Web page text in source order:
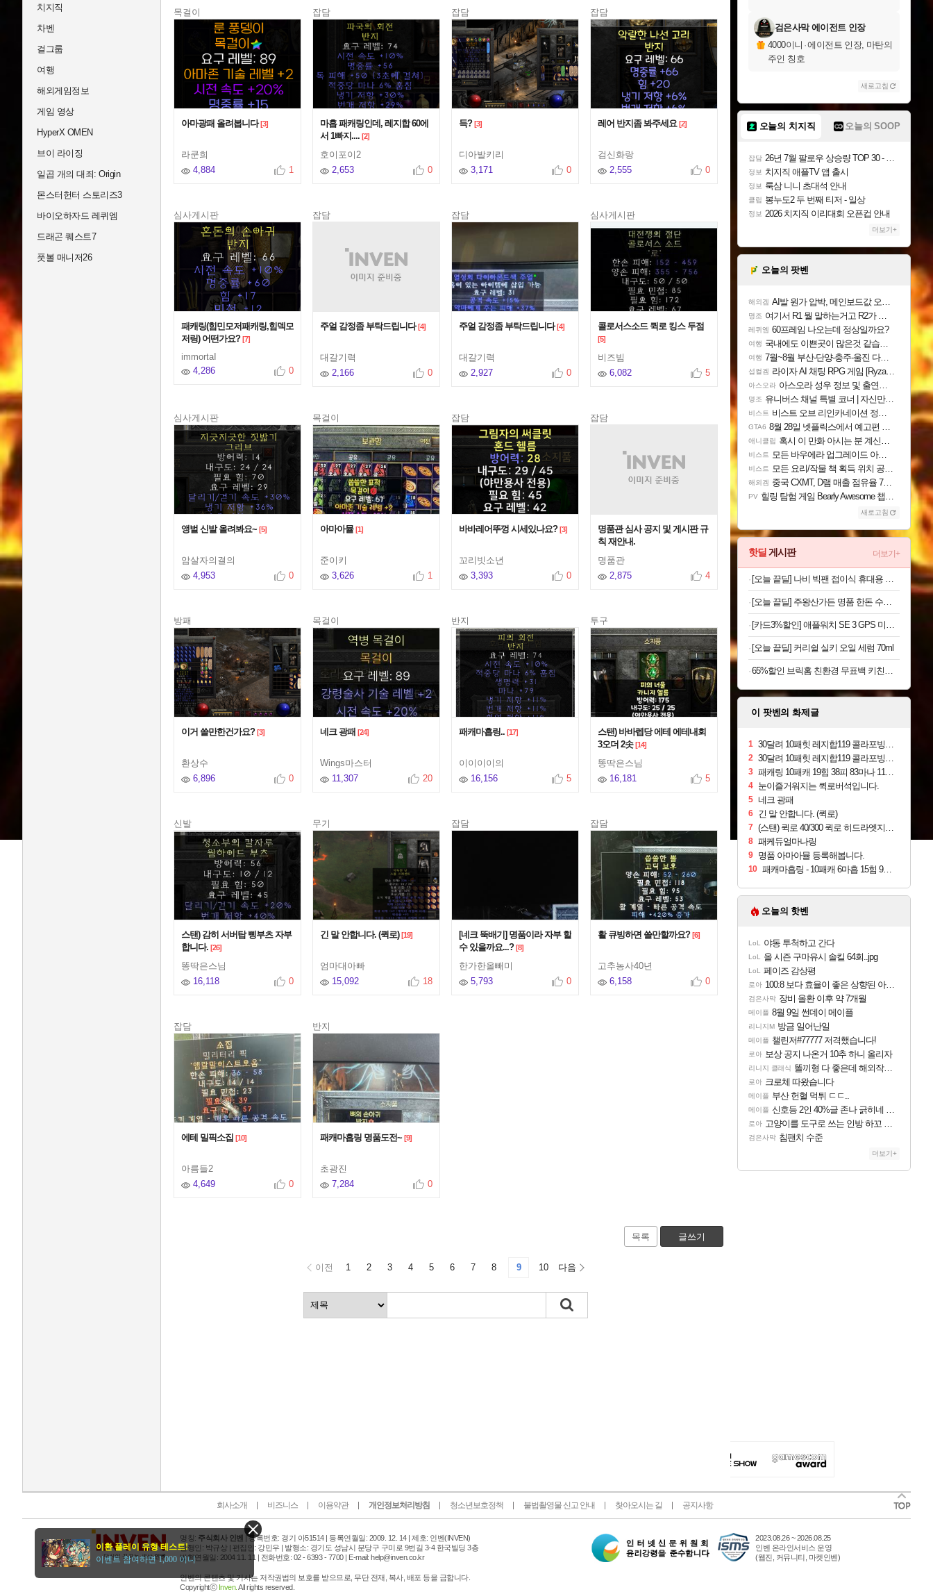
치지직
차벤
걸그룹
여행
해외게임정보
게임 영상
HyperX OMEN
브이 라이징
일곱 개의 대죄: Origin
몬스터헌터 스토리즈3
바이오하자드 레퀴엠
드래곤 퀘스트7
풋볼 매니저26
목걸이
아마광패 올려봅니다[3]
라쿤희
4,884
1
잡담
마흡 패캐링인데, 레지합 60에
서 1빠지.... [2]
호이포이2
2,653
0
잡담
득?[3]
디아발키리
3,171
0
잡담
레어 반지좀 봐주세요[2]
검신화랑
2,555
0
심사게시판
패캐링(힘민모저패캐링,힘덱모
저링) 어떤가요?[7]
immortaI
4,286
0
잡담
주얼 감정좀 부탁드립니다[4]
대갈기력
2,166
0
잡담
주얼 감정좀 부탁드립니다[4]
대갈기력
2,927
0
심사게시판
콜로서스소드 퀵로 킹스 두점
[5]
비즈빔
6,082
5
심사게시판
앵벌 신발 올려봐요~ [5]
암살자의결의
4,953
0
목걸이
아마아뮬[1]
준이키
3,626
1
잡담
바바레어뚜껑 시세있나요?[3]
꼬리빗소년
3,393
0
잡담
명품관 심사 공지 및 게시판 규
칙 재안내.
명품관
2,875
4
방패
이거 쓸만한건가요?[3]
환상수
6,896
0
목걸이
네크 광패 [24]
Wings마스터
11,307
20
반지
패캐마흡링.. [17]
이이이이의
16,156
5
투구
스탠) 바바렙당 에테 에테내회
3오더 2솟[14]
똥딱은스님
16,181
5
신발
스탠) 감히 서버탑 삥부츠 자부
합니다. [26]
똥딱은스님
16,118
0
무기
긴 말 안합니다. (퀵로)[19]
엄마대아빠
15,092
18
잡담
[네크 뚝배기] 명품이라 자부 할
수 있을까요...?[8]
한가한올빼미
5,793
0
잡담
활 큐빙하면 쓸만할까요?[6]
고추농사40년
6,158
0
잡담
에테 밀픽소집 [10]
아름들2
4,649
0
반지
패캐마흡링 명품도전~ [9]
초광진
7,284
0
목록 글쓰기
이전 1 2 3 4 5 6 7 8 9 10 다음
검은사막 에이전트 인장
4000이니 ·에이전트 인장, 마탄의
주인 칭호
새로고침
오늘의 치지직 오늘의 SOOP
잡담 26년 7월 팔로우 상승량 TOP 30 - 월간 치지직
정보 치지직 애플TV 앱 출시
정보 룩삼 니니 초대석 안내
클립 봉누도2 두 번째 티저 - 일상
정보 2026 치지직 이리대회 오픈컵 안내
더보기+
오늘의 팟벤
해외겜 AI발 원가 압박, 메인보드값 오르나
명조 여기서 R1 뭘 말하는거고 R2가 뭘말하는걸까요?
레퀴엠 60프레임 나오는데 정상일까요?
여행 국내에도 이쁜곳이 많은것 같습니다
여행 7월~8월 부산-단양-충주-울진 다녀왔어요~
섭컬겜 라이자 AI 채팅 RPG 게임 [RyzaChat: AI] 공개
아스오라 아스오라 성우 정보 및 출연작 모음
명조 유니버스 채널 특별 코너 | 자신만의 스타일
비스트 비스트 오브 리인카네이션 정보/공략글 모음
GTA6 8월 28일 넷플릭스에서 예고편 공개 예정
애니클립 혹시 이 만화 아시는 분 계신가요
비스트 모든 바우에라 업그레이드 아이템 획득 위치 공략 (89개)
비스트 모든 요리/작물 책 획득 위치 공략 (36개) - 미식가 도전과제
해외겜 중국 CXMT, D램 매출 점유율 7%…글로벌 4위로 부상
PV 힐링 탐험 게임 Bearly Awesome 챕터 1 트레일러
새로고침
핫딜 게시판 더보기+
[오늘 끝딜] 나비 빅팬 접이식 휴대용 손 선풍기 저소음 BLDC 모터 4000mAh 샌드 카키
[오늘 끝딜] 주왕산가든 명품 한돈 수제 돼지갈비 800g, 1개
[카드3%할인] 애플워치 SE 3 GPS 미드나이트, 44mm, 미드나이트 스포츠밴드 (M/L)
[오늘 끝딜] 커리쉴 실키 오일 세럼 70ml
65%할인 브릭홈 친환경 무표백 키친타올, 150매, 6롤
이 팟벤의 화제글
1 30달려 10패힛 레지합119 콜라포빙감부츠.
2 30달려 10패힛 레지합119 콜라포빙감부츠.
3 패캐링 10패캐 19힘 38피 83마나 11올레 적처마
4 눈이즐거워지는 퀵로버석입니다.
5 네크 광패
6 긴 말 안합니다. (퀵로)
7 (스탠) 퀵로 40/300 퀵로 히드라엣지 입니다.
8 패케듀얼마나링
9 명품 아마아뮬 등록해봅니다.
10 패캐마흡링 - 10패캐 6마흡 15힘 90마나 28라레 11콜레
오늘의 핫벤
LoL 야동 투척하고 간다
LoL 올 시즌 구마유시 솔킬 64회..jpg
LoL 페이즈 감상평
로아 100:8 보다 효율이 좋은 상향된 아제나 ㄷㄷ
검은사막 장비 올환 이후 약 7개월
메이플 8월 9일 썬데이 메이플
리니지M 방금 일어난일
메이플 챌린저#77777 저격했습니다!
로아 보상 공지 나온거 10추 하니 올리자
리니지 클래식 똘끼형 다 좋은데 해외작업장 도와주는 짓은 좀 아니지않냐?
로아 크로체 따왔습니다
메이플 부산 헌혈 먹튀 ㄷㄷ..
메이플 신호등 2인 40%글 존나 긁히네 씨발
로아 고양이를 도구로 쓰는 인방 하꼬 스트리머 박제합니다.
검은사막 침팬치 수준
더보기+
회사소개 비즈니스 이용약관 개인정보처리방침 청소년보호정책 불법촬영물 신고 안내 찾아오시는 길 공지사항
명칭: 주식회사 인벤 | 등록번호: 경기 아51514 | 등록연월일: 2009. 12. 14 | 제호: 인벤(INVEN)
발행인: 박규상 | 편집인: 강민우 | 발행소: 경기도 성남시 분당구 구미로 9번길 3-4 한국빌딩 3층
발행연월일: 2004 11. 11 | 전화번호: 02 - 6393 - 7700 | E-mail: help@inven.co.kr
인벤의 콘텐츠 및 기사는 저작권법의 보호를 받으므로, 무단 전재, 복사, 배포 등을 금합니다.
Copyrightⓒ Inven. All rights reserved.
터
넷
2023.08.26 ~ 2026.08.25
인벤 온라인서비스 운영
(웹진, 커뮤니티, 마켓인벤)
이환 플레이 유형 테스트!
이벤트 참여하면 1,000 이니